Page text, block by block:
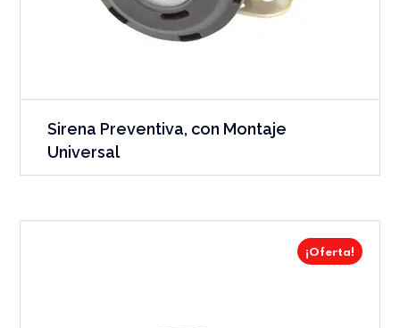
Sirena Preventiva, con Montaje
Universal
¡Oferta!